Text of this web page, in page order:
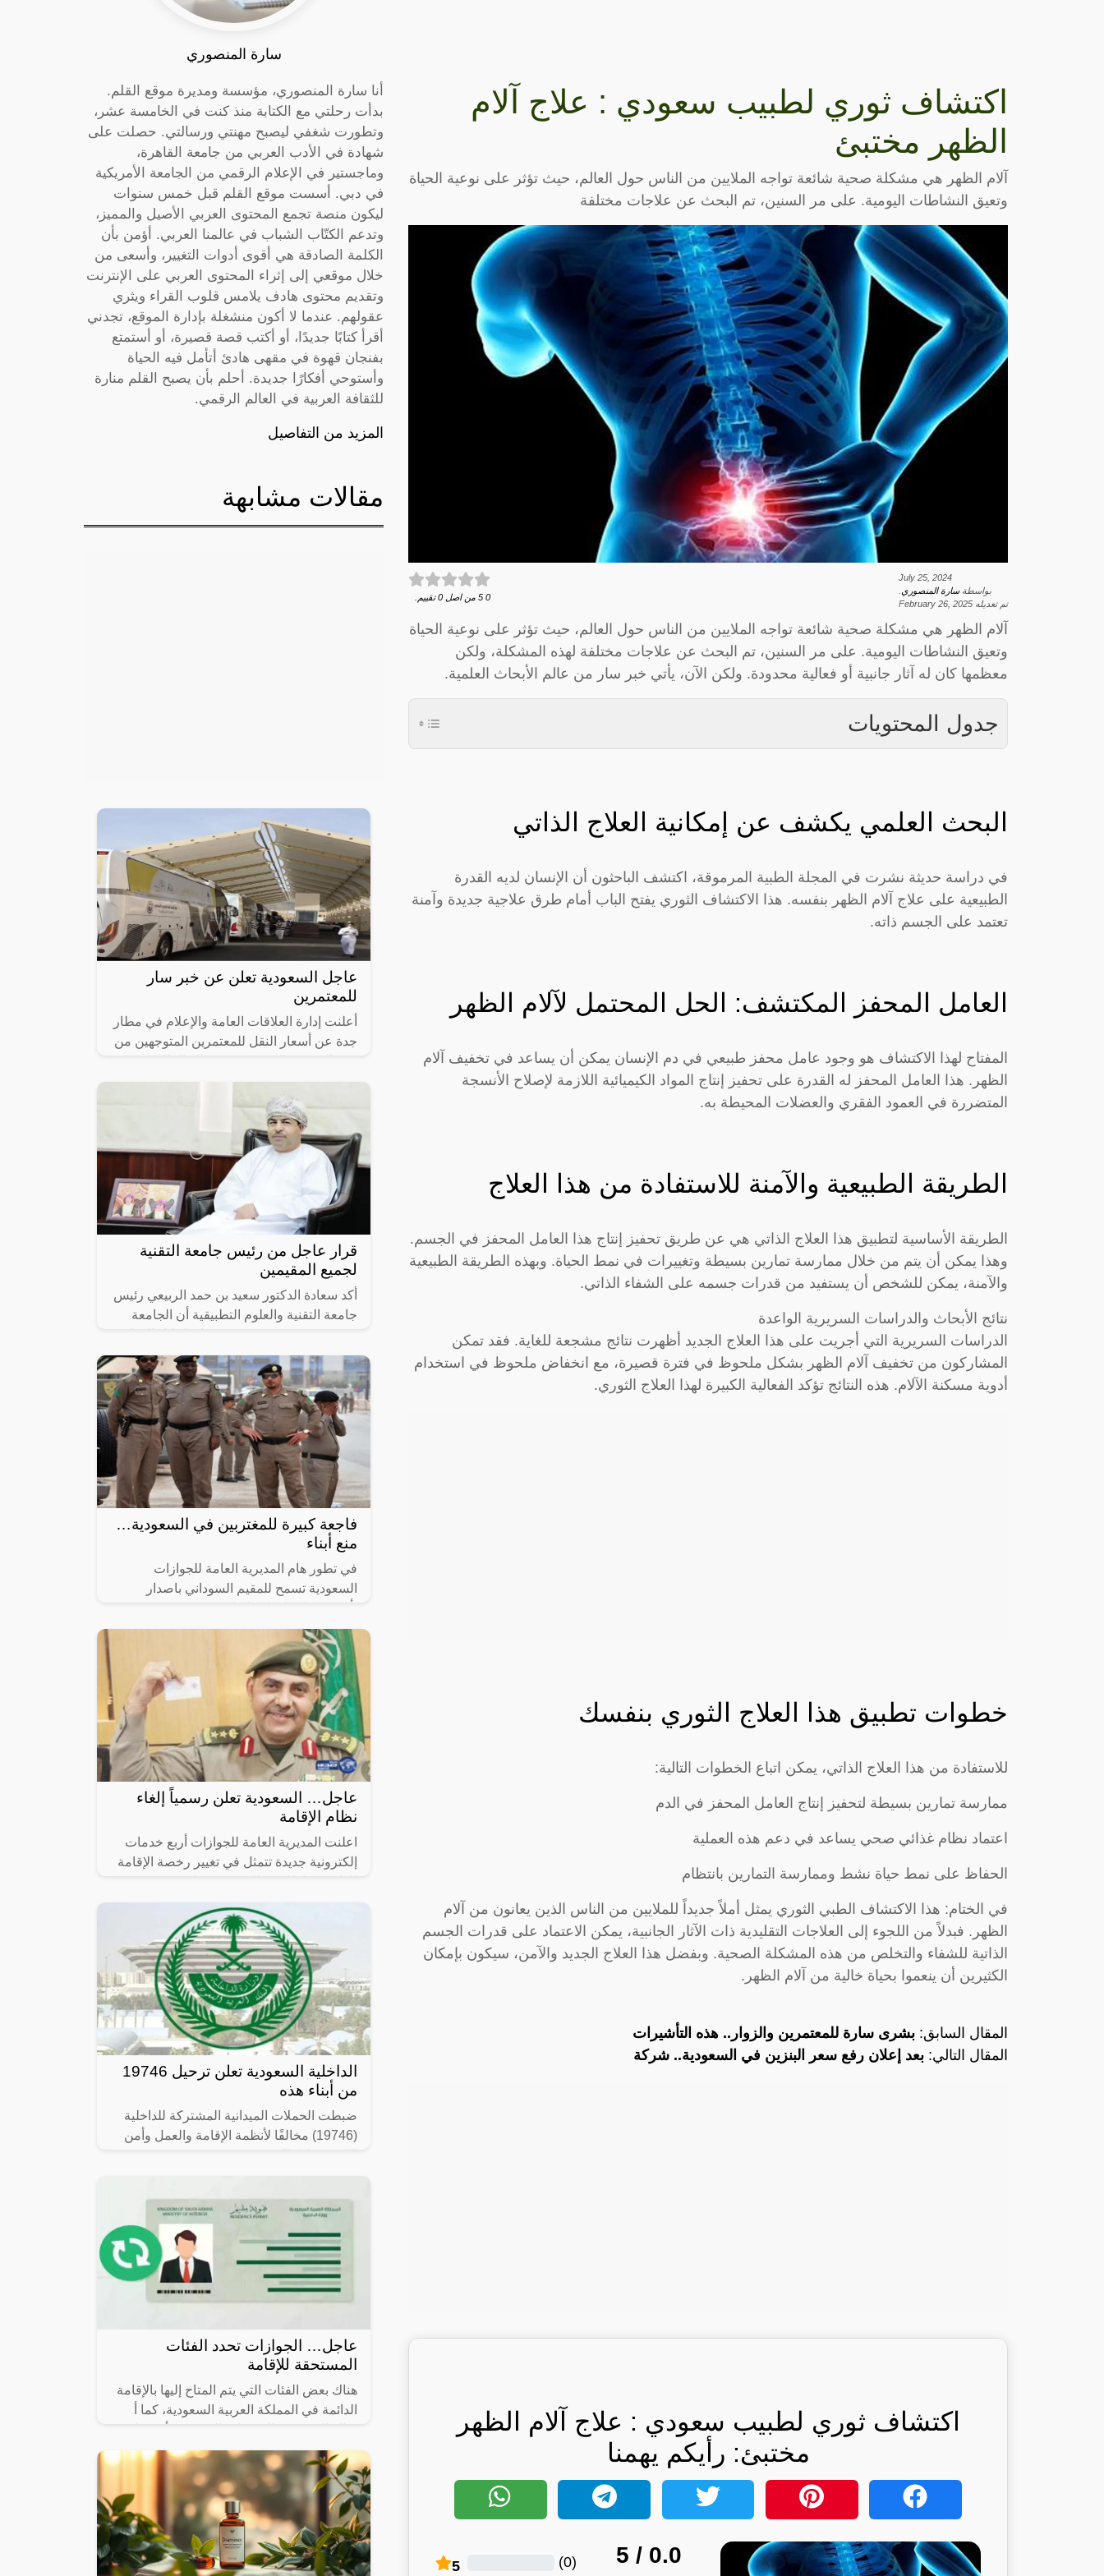
اكتشاف ثوري لطبيب سعودي : علاج آلام
الظهر مختبئ
آلام الظهر هي مشكلة صحية شائعة تواجه الملايين من الناس حول العالم، حيث تؤثر على نوعية الحياة
وتعيق النشاطات اليومية. على مر السنين، تم البحث عن علاجات مختلفة
July 25, 2024
بواسطةسارة المنصوري
تم تعديله February 26, 2025
0
5 من اصل 0 تقييم.
آلام الظهر هي مشكلة صحية شائعة تواجه الملايين من الناس حول العالم، حيث تؤثر على نوعية الحياة
وتعيق النشاطات اليومية. على مر السنين، تم البحث عن علاجات مختلفة لهذه المشكلة، ولكن
معظمها كان له آثار جانبية أو فعالية محدودة. ولكن الآن، يأتي خبر سار من عالم الأبحاث العلمية.
جدول المحتويات
البحث العلمي يكشف عن إمكانية العلاج الذاتي
في دراسة حديثة نشرت في المجلة الطبية المرموقة، اكتشف الباحثون أن الإنسان لديه القدرة
الطبيعية على علاج آلام الظهر بنفسه. هذا الاكتشاف الثوري يفتح الباب أمام طرق علاجية جديدة وآمنة
تعتمد على الجسم ذاته.
العامل المحفز المكتشف: الحل المحتمل لآلام الظهر
المفتاح لهذا الاكتشاف هو وجود عامل محفز طبيعي في دم الإنسان يمكن أن يساعد في تخفيف آلام
الظهر. هذا العامل المحفز له القدرة على تحفيز إنتاج المواد الكيميائية اللازمة لإصلاح الأنسجة
المتضررة في العمود الفقري والعضلات المحيطة به.
الطريقة الطبيعية والآمنة للاستفادة من هذا العلاج
الطريقة الأساسية لتطبيق هذا العلاج الذاتي هي عن طريق تحفيز إنتاج هذا العامل المحفز في الجسم.
وهذا يمكن أن يتم من خلال ممارسة تمارين بسيطة وتغييرات في نمط الحياة. وبهذه الطريقة الطبيعية
والآمنة، يمكن للشخص أن يستفيد من قدرات جسمه على الشفاء الذاتي.
نتائج الأبحاث والدراسات السريرية الواعدة
الدراسات السريرية التي أجريت على هذا العلاج الجديد أظهرت نتائج مشجعة للغاية. فقد تمكن
المشاركون من تخفيف آلام الظهر بشكل ملحوظ في فترة قصيرة، مع انخفاض ملحوظ في استخدام
أدوية مسكنة الآلام. هذه النتائج تؤكد الفعالية الكبيرة لهذا العلاج الثوري.
خطوات تطبيق هذا العلاج الثوري بنفسك
للاستفادة من هذا العلاج الذاتي، يمكن اتباع الخطوات التالية:
ممارسة تمارين بسيطة لتحفيز إنتاج العامل المحفز في الدم
اعتماد نظام غذائي صحي يساعد في دعم هذه العملية
الحفاظ على نمط حياة نشط وممارسة التمارين بانتظام
في الختام: هذا الاكتشاف الطبي الثوري يمثل أملاً جديداً للملايين من الناس الذين يعانون من آلام
الظهر. فبدلاً من اللجوء إلى العلاجات التقليدية ذات الآثار الجانبية، يمكن الاعتماد على قدرات الجسم
الذاتية للشفاء والتخلص من هذه المشكلة الصحية. وبفضل هذا العلاج الجديد والآمن، سيكون بإمكان
الكثيرين أن ينعموا بحياة خالية من آلام الظهر.
المقال السابق: بشرى سارة للمعتمرين والزوار.. هذه التأشيرات
المقال التالي: بعد إعلان رفع سعر البنزين في السعودية.. شركة
اكتشاف ثوري لطبيب سعودي : علاج آلام الظهر
مختبئ: رأيكم يهمنا
0.0
/ 5
5 (
0
)
سارة المنصوري
أنا سارة المنصوري، مؤسسة ومديرة موقع القلم.
بدأت رحلتي مع الكتابة منذ كنت في الخامسة عشر،
وتطورت شغفي ليصبح مهنتي ورسالتي. حصلت على
شهادة في الأدب العربي من جامعة القاهرة،
وماجستير في الإعلام الرقمي من الجامعة الأمريكية
في دبي. أسست موقع القلم قبل خمس سنوات
ليكون منصة تجمع المحتوى العربي الأصيل والمميز،
وتدعم الكتّاب الشباب في عالمنا العربي. أؤمن بأن
الكلمة الصادقة هي أقوى أدوات التغيير، وأسعى من
خلال موقعي إلى إثراء المحتوى العربي على الإنترنت
وتقديم محتوى هادف يلامس قلوب القراء ويثري
عقولهم. عندما لا أكون منشغلة بإدارة الموقع، تجدني
أقرأ كتابًا جديدًا، أو أكتب قصة قصيرة، أو أستمتع
بفنجان قهوة في مقهى هادئ أتأمل فيه الحياة
وأستوحي أفكارًا جديدة. أحلم بأن يصبح القلم منارة
للثقافة العربية في العالم الرقمي.
المزيد من التفاصيل
مقالات مشابهة
عاجل السعودية تعلن عن خبر سار
للمعتمرين
أعلنت إدارة العلاقات العامة والإعلام في مطار
جدة عن أسعار النقل للمعتمرين المتوجهين من
العزيز، والتي تعد من أقل الأسعار
قرار عاجل من رئيس جامعة التقنية
لجميع المقيمين
أكد سعادة الدكتور سعيد بن حمد الربيعي رئيس
جامعة التقنية والعلوم التطبيقية أن الجامعة
العمانية، الأول يعنى بإحلال
فاجعة كبيرة للمغتربين في السعودية…
منع أبناء
في تطور هام المديرية العامة للجوازات
السعودية تسمح للمقيم السوداني باصدار
الخطوة المتقدمة التزام المملكة بتعزيز الروابط
عاجل… السعودية تعلن رسمياً إلغاء
نظام الإقامة
اعلنت المديرية العامة للجوازات أربع خدمات
إلكترونية جديدة تتمثل في تغيير رخصة الإقامة
مقيم) بمميزات جديدة ومريحة لصاحب
الداخلية السعودية تعلن ترحيل 19746
من أبناء هذه
ضبطت الحملات الميدانية المشتركة للداخلية
(19746) مخالفًا لأنظمة الإقامة والعمل وأمن
عاجل… الجوازات تحدد الفئات
المستحقة للإقامة
هناك بعض الفئات التي يتم المتاح إليها بالإقامة
الدائمة في المملكة العربية السعودية، كما أ
في هذه الإقامات، لذا سوف